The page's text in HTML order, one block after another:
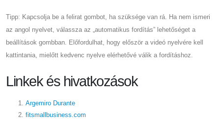
Tipp: Kapcsolja be a felirat gombot, ha szüksége van rá. Ha nem ismeri
az angol nyelvet, válassza az „automatikus fordítás” lehetőséget a
beállítások gombban. Előfordulhat, hogy először a videó nyelvére kell
kattintania, mielőtt kedvenc nyelve elérhetővé válik a fordításhoz.
Linkek és hivatkozások
Argemiro Durante
fitsmallbusiness.com